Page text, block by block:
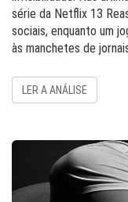
série da Netflix 13
sociais, enquanto um
às manchetes de
LER A ANÁLISE